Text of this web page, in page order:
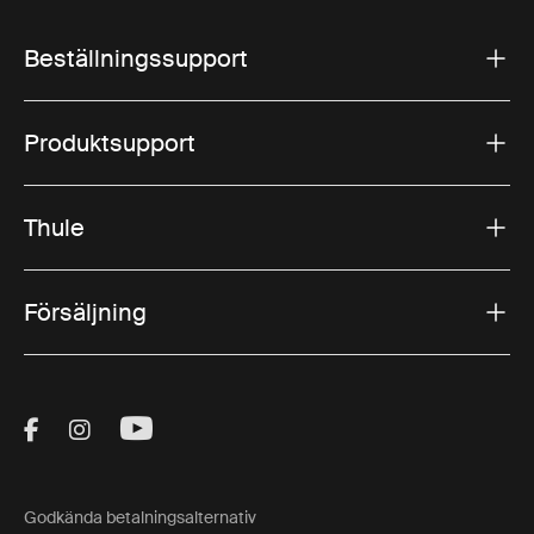
Beställningssupport
Produktsupport
Thule
Försäljning
Visit Thule on Facebook (external link)
Visit Thule on Instagram (external link)
Visit Thule on Youtube (external
Godkända betalningsalternativ